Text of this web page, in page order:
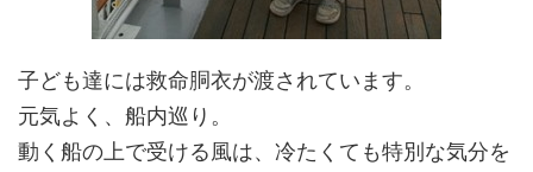
子ども達には救命胴衣が渡されています。
元気よく、船内巡り。
動く船の上で受ける風は、冷たくても特別な気分を